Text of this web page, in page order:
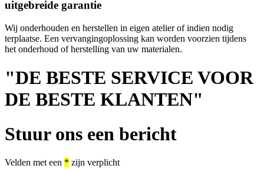
uitgebreide garantie
Wij onderhouden en herstellen in eigen atelier of indien nodig
terplaatse. Een vervangingoplossing kan worden voorzien tijdens
het onderhoud of herstelling van uw materialen.
"DE BESTE SERVICE VOOR
DE BESTE KLANTEN"
Stuur ons een bericht
Velden met een * zijn verplicht